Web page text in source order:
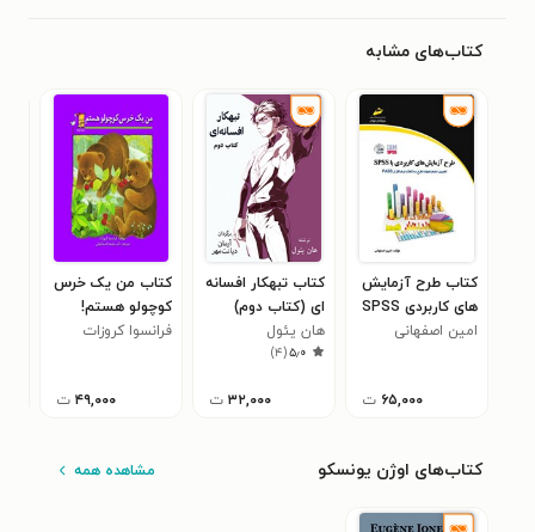
کتاب‌های مشابه
کتاب طرح آزمایش
های کاربردی SPSS
امین اصفهانی
۶۵,۰۰۰ ت
کتاب تبهکار افسانه
ای (کتاب دوم)
هان یئول
۵٫۰(۴)
۳۲,۰۰۰ ت
کتاب من یک خرس
کوچولو هستم!
فرانسوا کروزات
۴۹,۰۰۰ ت
کتاب‌های اوژن یونسکو مشاهده همه